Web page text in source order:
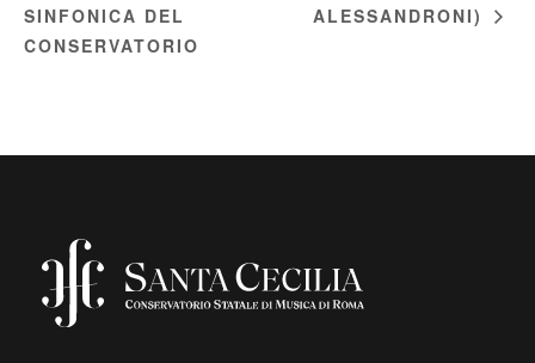
SINFONICA DEL
CONSERVATORIO
ALESSANDRONI)